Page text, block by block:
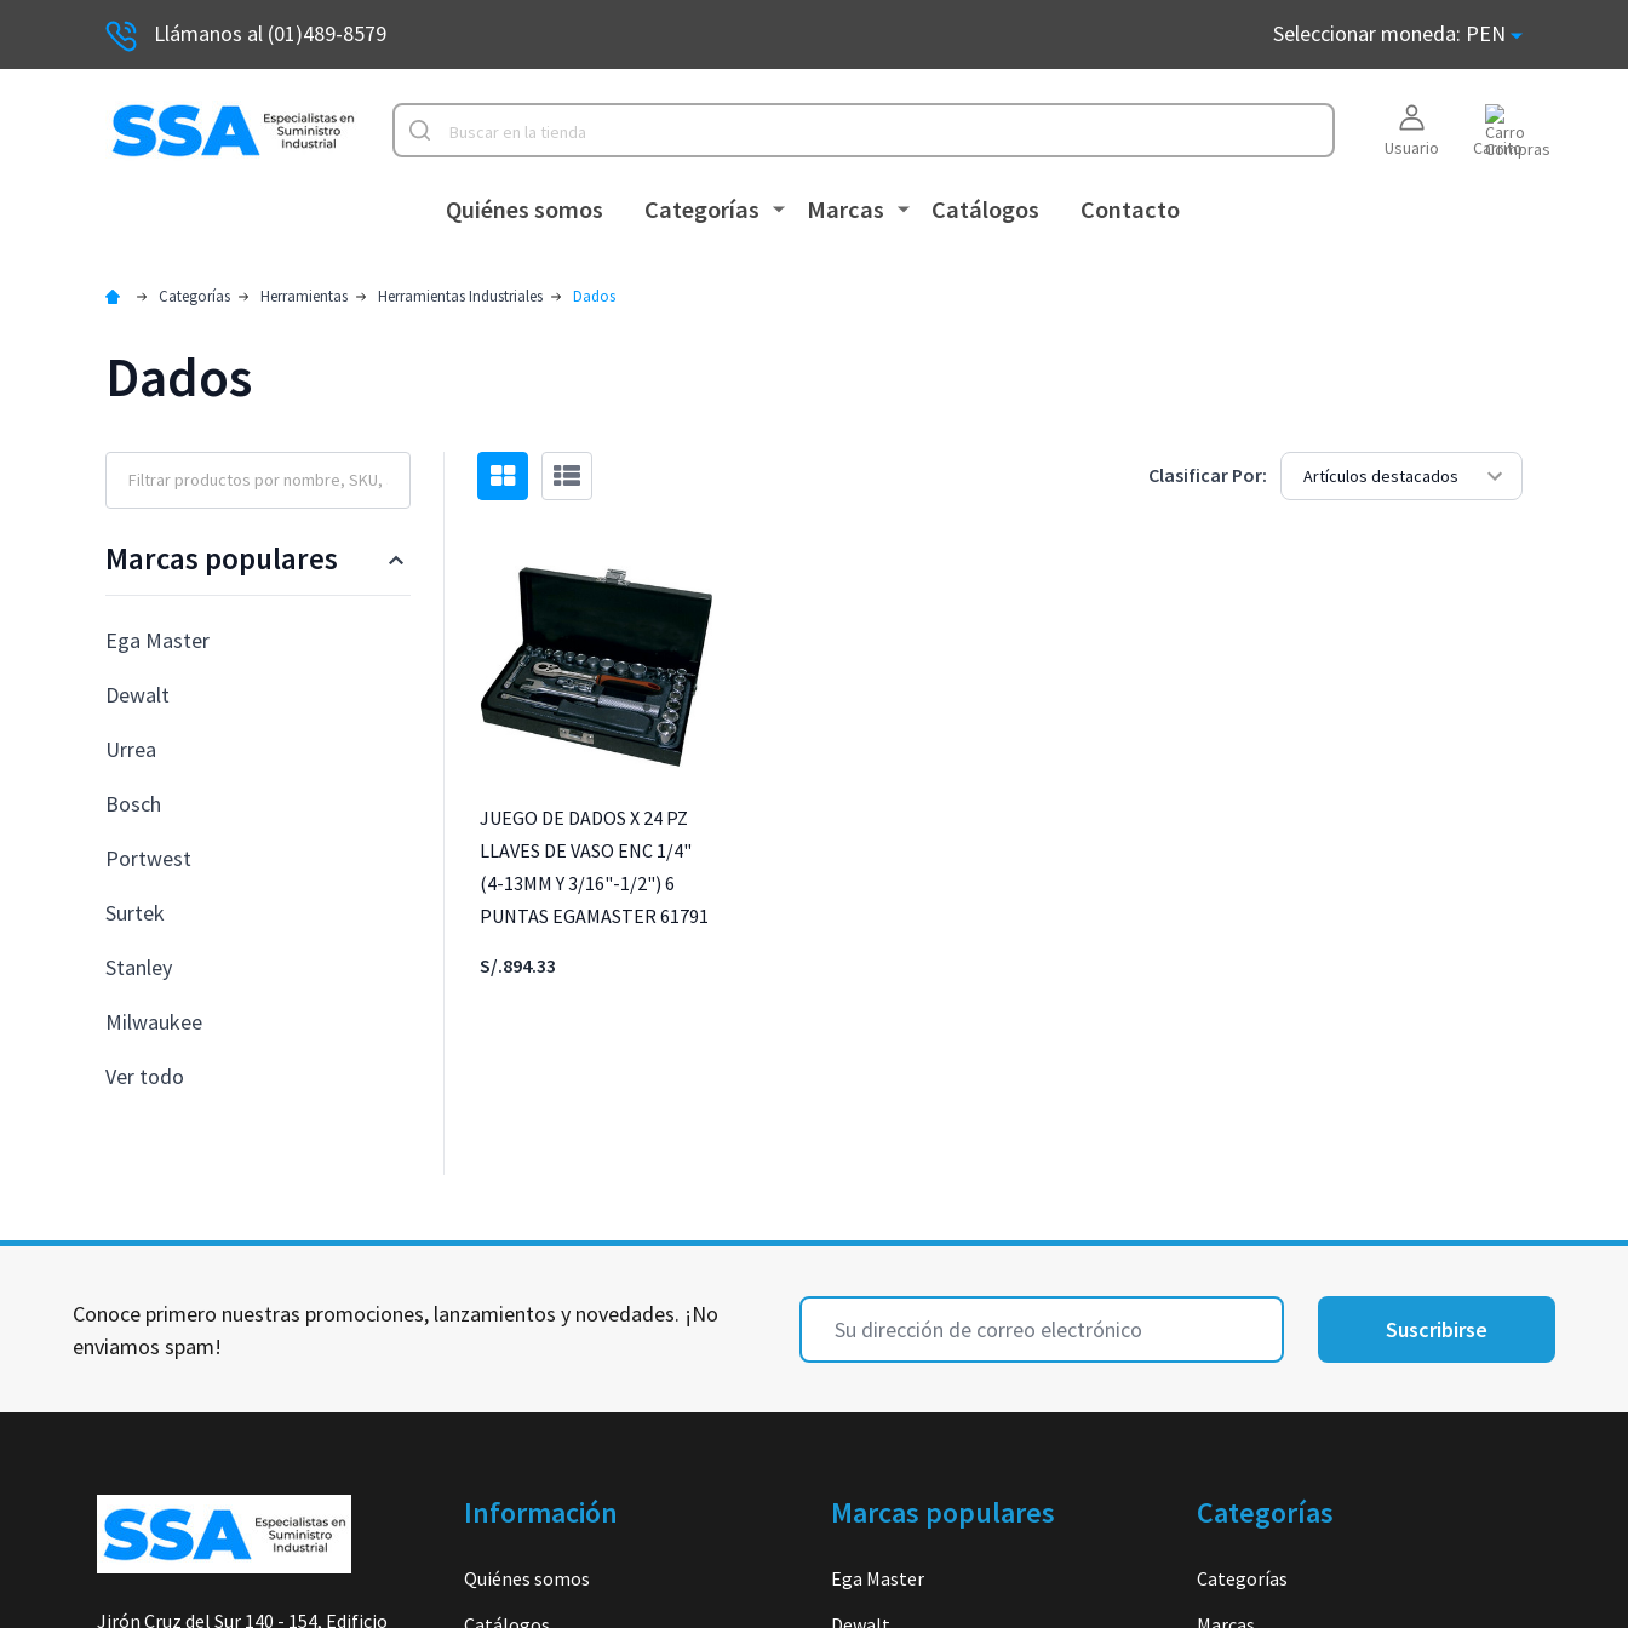
Llámanos al (01)489-8579 Seleccionar moneda: PEN
Usuario Carrito
Buscar
Quiénes somos Categorías Marcas Catálogos Contacto
Categorías Herramientas Herramientas Industriales Dados
Dados
Marcas populares
Ega Master
Dewalt
Urrea
Bosch
Portwest
Surtek
Stanley
Milwaukee
Ver todo
Clasificar Por:
JUEGO DE DADOS X 24 PZ
LLAVES DE VASO ENC 1/4"
(4-13MM Y 3/16"-1/2") 6
PUNTAS EGAMASTER 61791
S/.894.33
Conoce primero nuestras promociones, lanzamientos y novedades. ¡No
enviamos spam!
Dirección
electrónico
Suscribirse
Jirón Cruz del Sur 140 - 154, Edificio
Información
Quiénes somos
Marcas populares
Ega Master
Categorías
Categorías